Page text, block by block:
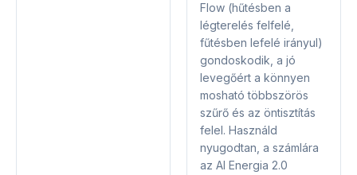
Flow (hűtésben a
légterelés felfelé,
fűtésben lefelé irányul)
gondoskodik, a jó
levegőért a könnyen
mosható többszörös
szűrő és az öntisztítás
felel. Használd
nyugodtan, a számlára
az AI Energia 2.0